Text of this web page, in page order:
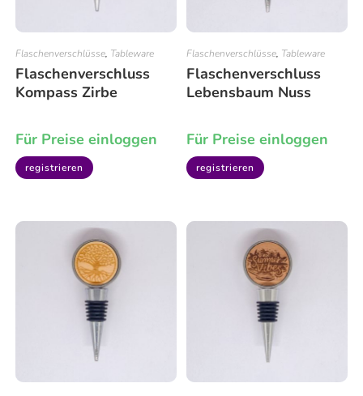
Flaschenverschlüsse, Tableware
Flaschenverschluss
Kompass Zirbe
Für Preise einloggen
registrieren
Flaschenverschlüsse, Tableware
Flaschenverschluss
Lebensbaum Nuss
Für Preise einloggen
registrieren